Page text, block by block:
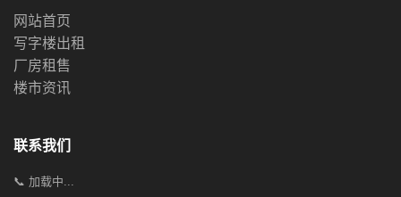
网站首页
写字楼出租
厂房租售
楼市资讯
联系我们
📞 加载中...